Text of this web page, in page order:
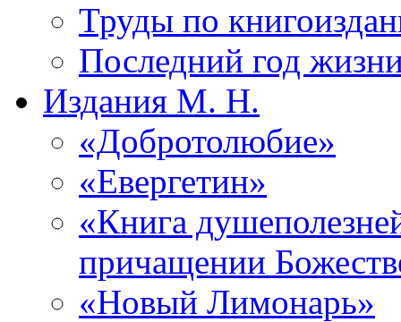
Труды по
Последний год
Издания М. Н.
«Добротолюбие»
«Евергетин»
«Книга
причащении
«Новый Лимонарь»